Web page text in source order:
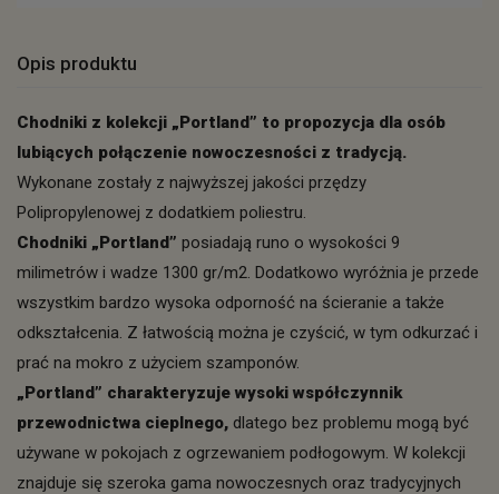
Opis produktu
Chodniki z kolekcji „Portland” to propozycja dla osób
lubiących połączenie nowoczesności z tradycją.
Wykonane zostały z najwyższej jakości przędzy
Polipropylenowej z dodatkiem poliestru.
Chodniki „Portland” posiadają runo o wysokości 9
milimetrów i wadze 1300 gr/m2. Dodatkowo wyróżnia je przede
wszystkim bardzo wysoka odporność na ścieranie a także
odkształcenia. Z łatwością można je czyścić, w tym odkurzać i
prać na mokro z użyciem szamponów.
„Portland” charakteryzuje wysoki współczynnik
przewodnictwa cieplnego, dlatego bez problemu mogą być
używane w pokojach z ogrzewaniem podłogowym. W kolekcji
znajduje się szeroka gama nowoczesnych oraz tradycyjnych